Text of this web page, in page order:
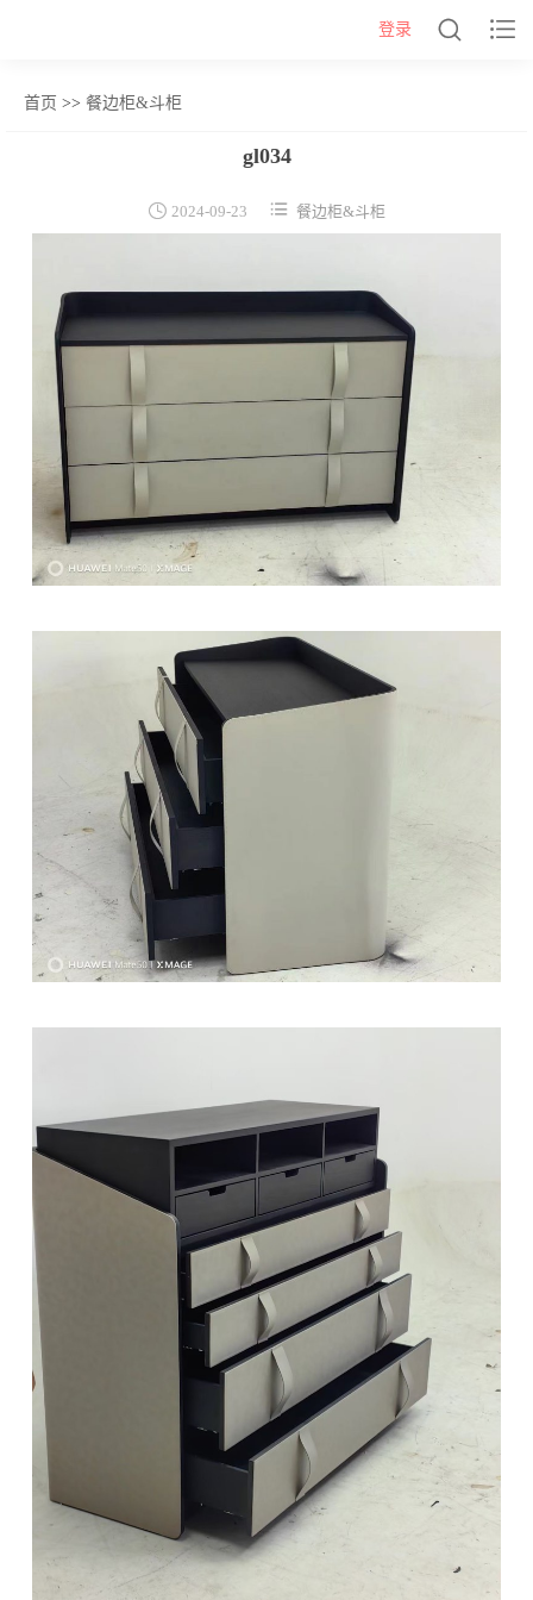


登录
报价表
柜类
书柜 床头柜 电视柜 酒柜 餐边柜&斗柜
桌类
书桌 妆台 餐桌
椅类
首页 >> 餐边柜&斗柜
gl034
 2024-09-23  餐边柜&斗柜